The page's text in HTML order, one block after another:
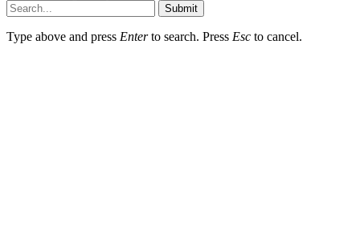
Submit
Type above and press Enterto search. Press Esc to cancel.